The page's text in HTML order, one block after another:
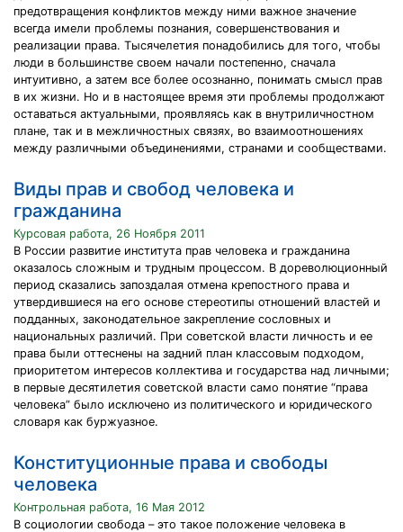
предотвращения конфликтов между ними важное значение
всегда имели проблемы познания, совершенствования и
реализации права. Тысячелетия понадобились для того, чтобы
люди в большинстве своем начали постепенно, сначала
интуитивно, а затем все более осознанно, понимать смысл прав
в их жизни. Но и в настоящее время эти проблемы продолжают
оставаться актуальными, проявляясь как в внутриличностном
плане, так и в межличностных связях, во взаимоотношениях
между различными объединениями, странами и сообществами.
Виды прав и свобод человека и
гражданина
Курсовая работа, 26 Ноября 2011
В России развитие института прав человека и гражданина
оказалось сложным и трудным процессом. В дореволюционный
период сказались запоздалая отмена крепостного права и
утвердившиеся на его основе стереотипы отношений властей и
подданных, законодательное закрепление сословных и
национальных различий. При советской власти личность и ее
права были оттеснены на задний план классовым подходом,
приоритетом интересов коллектива и государства над личными;
в первые десятилетия советской власти само понятие “права
человека” было исключено из политического и юридического
словаря как буржуазное.
Конституционные права и свободы
человека
Контрольная работа, 16 Мая 2012
В социологии свобода – это такое положение человека в